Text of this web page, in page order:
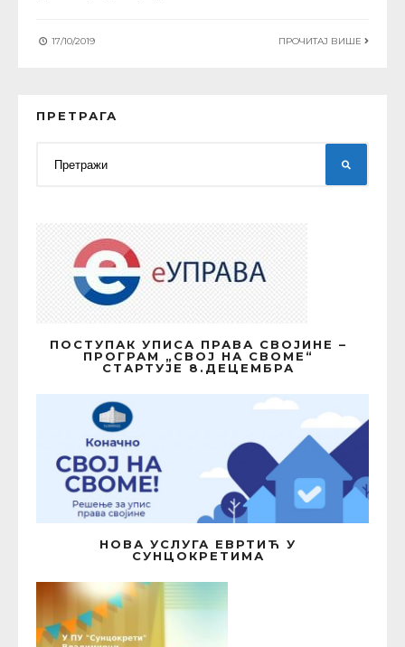
17/10/2019 ПРОЧИТАЈ ВИШЕ
ПРЕТРАГА
ПОСТУПАК УПИСА ПРАВА СВОЈИНЕ –
ПРОГРАМ „СВОЈ НА СВОМЕ“
СТАРТУЈЕ 8.ДЕЦЕМБРА
НОВА УСЛУГА ЕВРТИЋ У
СУНЦОКРЕТИМА